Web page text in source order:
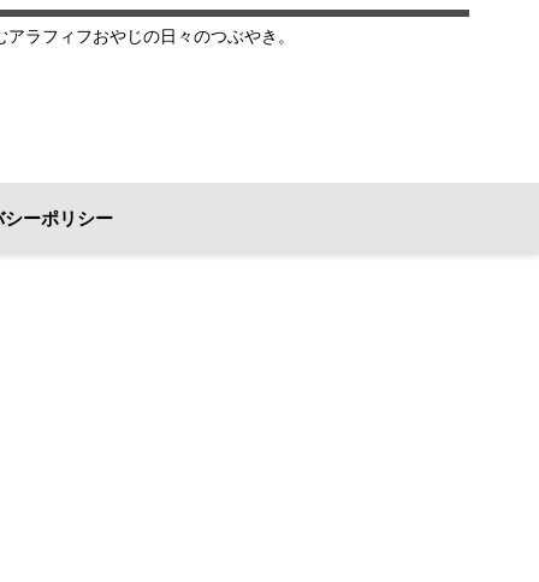
ラフィフおやじの日々のつぶやき。
ーポリシー